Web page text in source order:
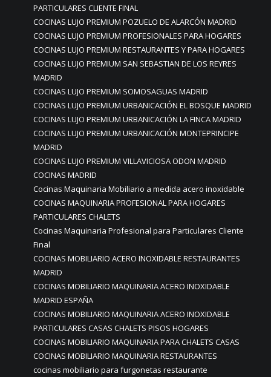
PARTICULARES CLIENTE FINAL
COCINAS LUJO PREMIUM POZUELO DE ALARCÓN MADRID
COCINAS LUJO PREMIUM PROFESIONALES PARA HOGARES
COCINAS LUJO PREMIUM RESTAURANTES Y PARA HOGARES
COCINAS LUJO PREMIUM SAN SEBASTIAN DE LOS REYRES
MADRID
COCINAS LUJO PREMIUM SOMOSAGUAS MADRID
COCINAS LUJO PREMIUM URBANICACIÓN EL BOSQUE MADRID
COCINAS LUJO PREMIUM URBANICACIÓN LA FINCA MADRID
COCINAS LUJO PREMIUM URBANICACIÓN MONTEPRINCIPE
MADRID
COCINAS LUJO PREMIUM VILLAVICIOSA ODON MADRID
COCINAS MADRID
Cocinas Maquinaria Mobiliario a medida acero inoxidable
COCINAS MAQUINARIA PROFESIONAL PARA HOGARES
PARTICULARES CHALETS
Cocinas Maquinaria Profesional para Particulares Cliente
Final
COCINAS MOBILIARIO ACERO INOXIDABLE RESTAURANTES
MADRID
COCINAS MOBILIARIO MAQUINARIA ACERO INOXIDABLE
MADRID ESPAÑA
COCINAS MOBILIARIO MAQUINARIA ACERO INOXIDABLE
PARTICULARES CASAS CHALETS PISOS HOGARES
COCINAS MOBILIARIO MAQUINARIA PARA CHALETS CASAS
COCINAS MOBILIARIO MAQUINARIA RESTAURANTES
cocinas mobiliario para furgonetas restaurante